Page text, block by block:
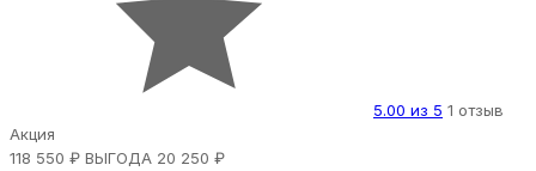
5.00 из 5 1 отзыв
Акция
118 550 ₽ ВЫГОДА 20 250 ₽